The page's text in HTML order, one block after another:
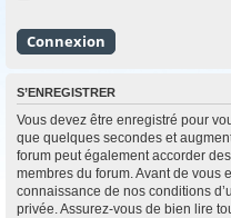
S’ENREGISTRER
Vous devez être enregistré pour
que quelques secondes et
forum peut également accorder
membres du forum. Avant de vous
connaissance de nos conditions
privée. Assurez-vous de bien lire